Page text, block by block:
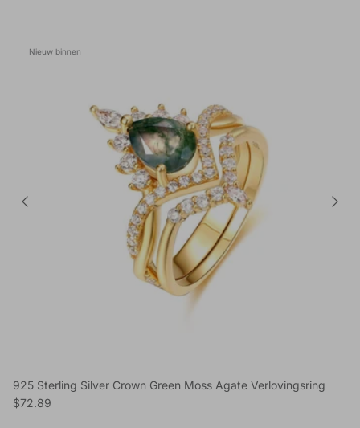
Nieuw binnen
925 Sterling Silver Crown Green Moss Agate Verlovingsring
Reguliere prijs
$72.89